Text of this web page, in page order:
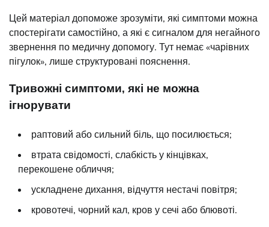
Цей матеріал допоможе зрозуміти, які симптоми можна
спостерігати самостійно, а які є сигналом для негайного
звернення по медичну допомогу. Тут немає «чарівних
пігулок», лише структуровані пояснення.
Тривожні симптоми, які не можна
ігнорувати
раптовий або сильний біль, що посилюється;
втрата свідомості, слабкість у кінцівках,
перекошене обличчя;
ускладнене дихання, відчуття нестачі повітря;
кровотечі, чорний кал, кров у сечі або блювоті.